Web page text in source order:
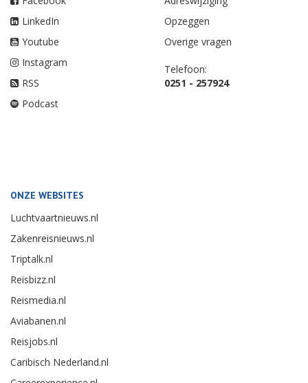
LinkedIn
Youtube
Instagram
RSS
Podcast
Opzeggen
Overige vragen
Telefoon:
0251 - 257924
ONZE WEBSITES
Luchtvaartnieuws.nl
Zakenreisnieuws.nl
Triptalk.nl
Reisbizz.nl
Reismedia.nl
Aviabanen.nl
Reisjobs.nl
Caribisch Nederland.nl